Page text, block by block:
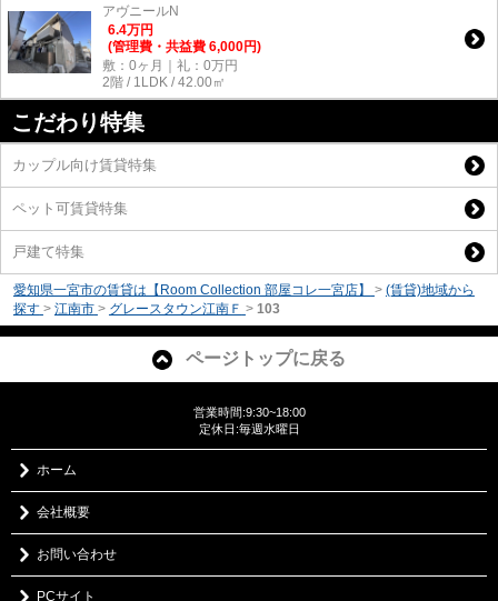
アヴニールN
6.4万円
(管理費・共益費 6,000円)
敷：0ヶ月｜礼：0万円
2階 / 1LDK / 42.00㎡
こだわり特集
カップル向け賃貸特集
ペット可賃貸特集
戸建て特集
愛知県一宮市の賃貸は【Room Collection 部屋コレ一宮店】 > (賃貸)地域から
探す > 江南市 > グレースタウン江南Ｆ > 103
ページトップに戻る
営業時間:9:30~18:00
定休日:毎週水曜日
ホーム
会社概要
お問い合わせ
PCサイト